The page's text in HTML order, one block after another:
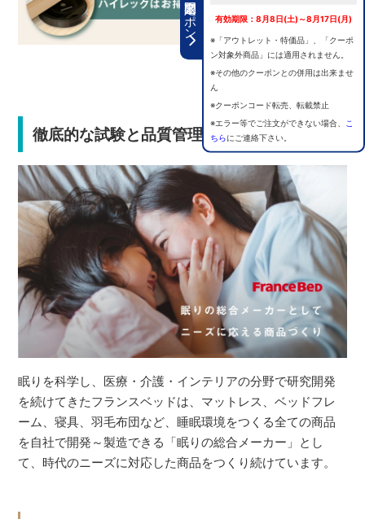
期間限定クーポン 有効期限：8月8日(土)～8月17日(月)
※「アウトレット・特価品」、「クーポ
ン対象外商品」には適用されません。
※その他のクーポンとの併用は出来ませ
ん
※クーポンコード転売、転載禁止
※エラー等でご注文ができない場合、
こ
ちらにご連絡下さい。
徹底的な試験と品質管理で安心の選択
眠りを科学し、医療・介護・インテリアの分野で研究開発
を続けてきたフランスベッドは、マットレス、ベッドフレ
ーム、寝具、羽毛布団など、睡眠環境をつくる全ての商品
を自社で開発～製造できる「眠りの総合メーカー」とし
て、時代のニーズに対応した商品をつくり続けています。